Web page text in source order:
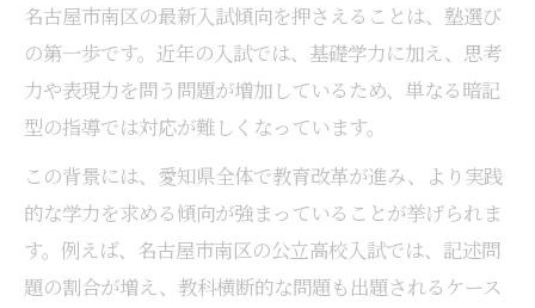
塾の入試情報を生かした選択基準
入試情報を活かした塾選択の秘訣
塾の合格実績データの正しい見方
入試情報で塾を選ぶ際の重要ポイント
塾が提供する最新入試対策の活用術
塾選びで内申点対策の有無を確認する
塾の志望校対策力を見極める方法
名古屋市南区の最新入試傾向を押さえることは、塾選び
の第一歩です。近年の入試では、基礎学力に加え、思考
力や表現力を問う問題が増加しているため、単なる暗記
型の指導では対応が難しくなっています。
この背景には、愛知県全体で教育改革が進み、より実践
的な学力を求める傾向が強まっていることが挙げられま
す。例えば、名古屋市南区の公立高校入試では、記述問
題の割合が増え、教科横断的な問題も出題されるケース